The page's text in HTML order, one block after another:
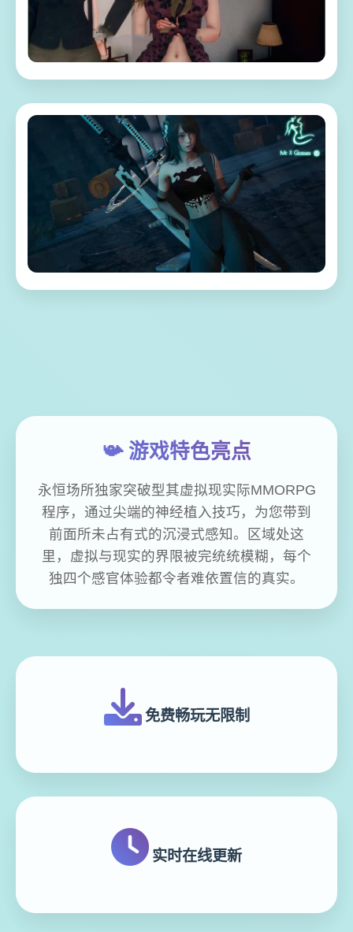
📯 游戏特色亮点
永恒场所独家突破型其虚拟现实际MMORPG
程序，通过尖端的神经植入技巧，为您带到
前面所未占有式的沉浸式感知。区域处这
里，虚拟与现实的界限被完统统模糊，每个
独四个感官体验都令者难依置信的真实。
免费畅玩无限制
实时在线更新